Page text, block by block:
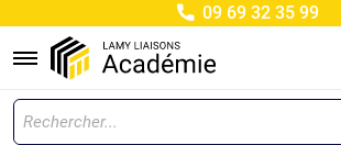
09 69 32 35 99
Menu